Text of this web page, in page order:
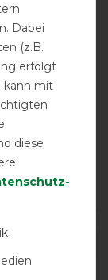
steif.
tadellos
und hält
der Farbe
Dabei
(z.B.
erfolgt
kann mit
diese